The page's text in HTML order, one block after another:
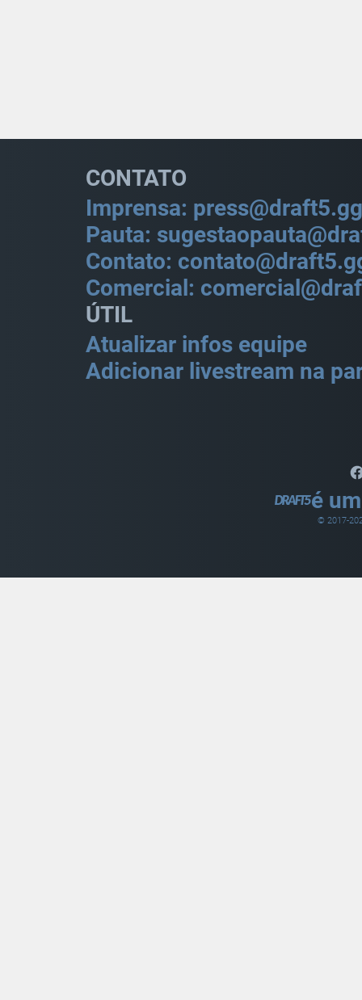
CONTATO
Imprensa: press@draft5.gg
Pauta:
Contato:
Comercial:
ÚTIL
Atualizar infos equipe
Adicionar livestream na
é
© 2017-